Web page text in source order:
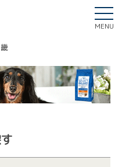
MENU